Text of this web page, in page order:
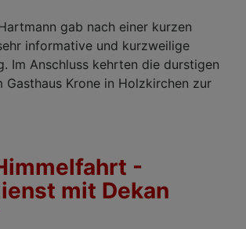
gab nach einer kurzen
informative und kurzweilige
Im Anschluss kehrten die durstigen
Gasthaus Krone in Holzkirchen zur
-
mit Dekan